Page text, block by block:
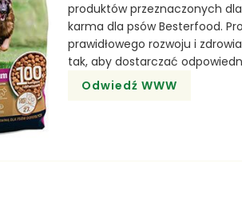
produktów przeznaczonych
karma dla psów Besterfood.
prawidłowego rozwoju i
tak, aby dostarczać
Odwiedź WWW